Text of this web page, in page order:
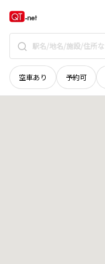
空車あり 予約可
山口県